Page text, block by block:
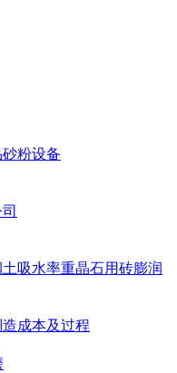
粉设备
吸水率重晶石用砖膨润
成本及过程